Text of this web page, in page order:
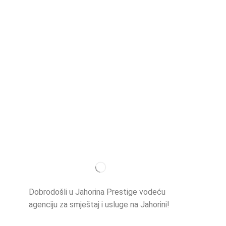
Dobrodošli u Jahorina Prestige vodeću
agenciju za smještaj i usluge na Jahorini!